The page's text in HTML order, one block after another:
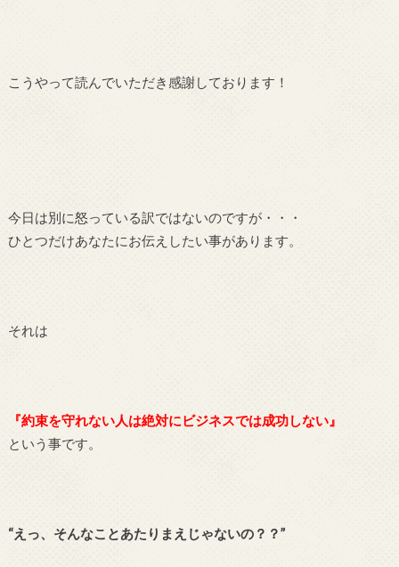
こうやって読んでいただき感謝しております！
今日は別に怒っている訳ではないのですが・・・
ひとつだけあなたにお伝えしたい事があります。
それは
『約束を守れない人は絶対にビジネスでは成功しない』
という事です。
“えっ、そんなことあたりまえじゃないの？？”